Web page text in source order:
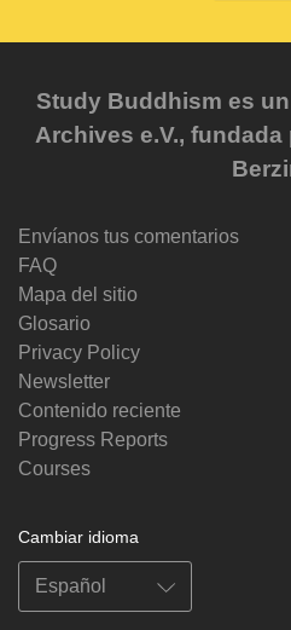
Study Buddhism es
Archives e.V.,
Envíanos tus comentarios
FAQ
Mapa del sitio
Glosario
Privacy Policy
Newsletter
Contenido reciente
Progress Reports
Courses
Cambiar idioma